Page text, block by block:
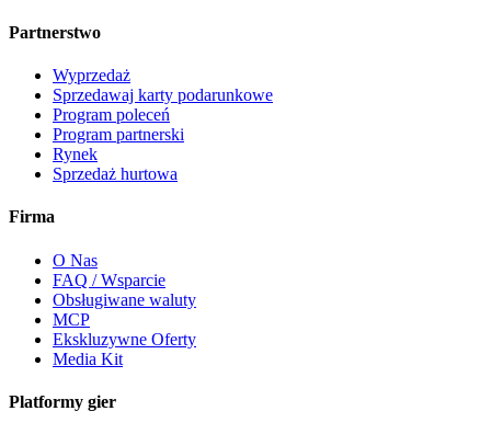
Partnerstwo
Wyprzedaż
Sprzedawaj karty podarunkowe
Program poleceń
Program partnerski
Rynek
Sprzedaż hurtowa
Firma
O Nas
FAQ / Wsparcie
Obsługiwane waluty
MCP
Ekskluzywne Oferty
Media Kit
Platformy gier